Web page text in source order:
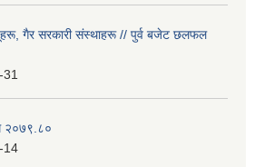
गैर सरकारी संस्थाहरू // पुर्व बजेट छलफल
31
२०७९.८०
14